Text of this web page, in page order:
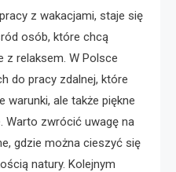
z wakacjami, staje się
osób, które chcą
z relaksem. W Polsce
do pracy zdalnej, które
ale także piękne
Warto zwrócić uwagę na
gdzie można cieszyć się
natury. Kolejnym